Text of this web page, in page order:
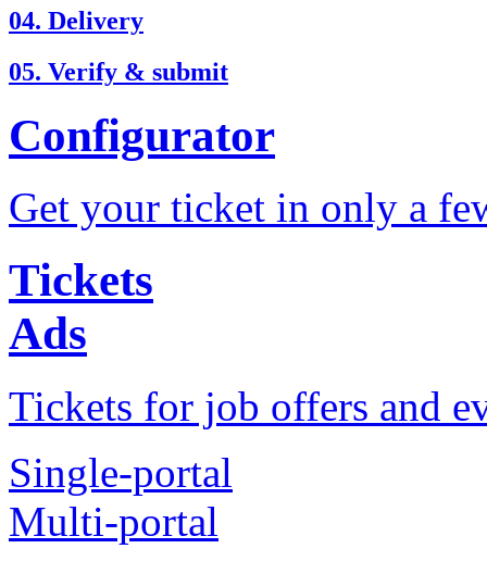
04. Delivery
05. Verify & submit
Configurator
Get your ticket in only a
Tickets
Ads
Tickets for job offers and
Single-portal
Multi-portal